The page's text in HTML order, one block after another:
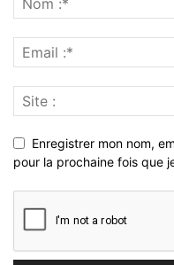
Enregistrer mon nom,
pour la prochaine fois que